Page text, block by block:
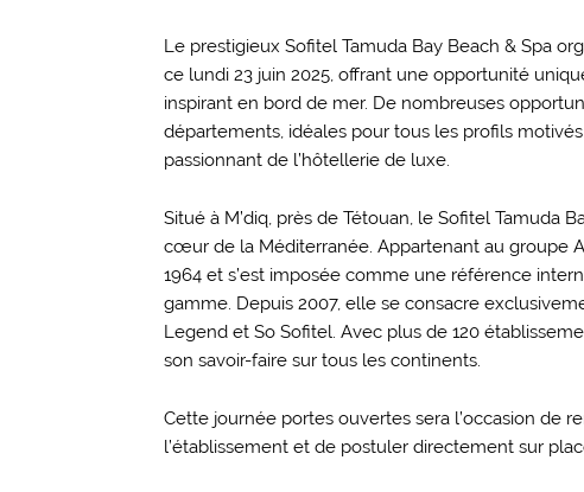
Le prestigieux Sofitel Tamuda Bay Beach & Spa
ce lundi 23 juin 2025, offrant une opportunité
inspirant en bord de mer. De nombreuses
départements, idéales pour tous les profils
passionnant de l’hôtellerie de luxe.
Situé à M’diq, près de Tétouan, le Sofitel Tamuda
cœur de la Méditerranée. Appartenant au groupe
1964 et s’est imposée comme une référence
gamme. Depuis 2007, elle se consacre
Legend et So Sofitel. Avec plus de 120
son savoir-faire sur tous les continents.
Cette journée portes ouvertes sera l’occasion de
l’établissement et de postuler directement sur